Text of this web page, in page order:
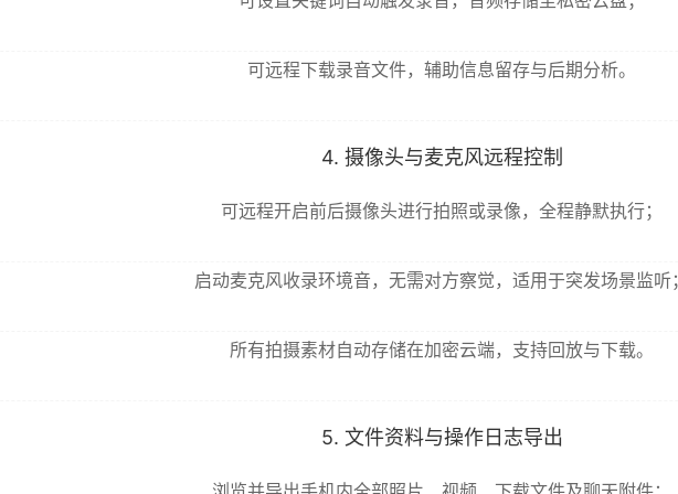
可远程下载录音文件，辅助信息留存与后期分析。
4. 摄像头与麦克风远程控制
可远程开启前后摄像头进行拍照或录像，全程静默执行；
启动麦克风收录环境音，无需对方察觉，适用于突发场景监听
所有拍摄素材自动存储在加密云端，支持回放与下载。
5. 文件资料与操作日志导出